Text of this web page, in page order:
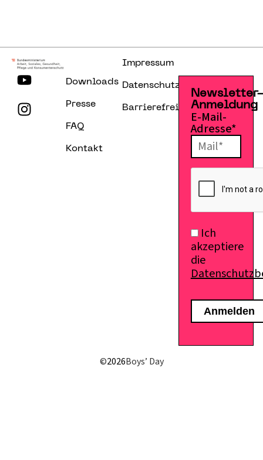
Downloads
Presse
FAQ
Kontakt
Impressum
Datenschutzerklärung
Barrierefreiheitserklärung
Anmeldung
E-Mail-
Adresse*
Ich
akzeptiere
die
©2026Boys’ Day